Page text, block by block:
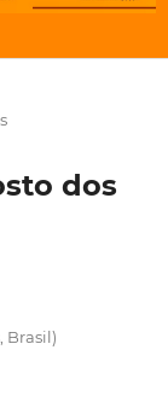
dos
Brasil)